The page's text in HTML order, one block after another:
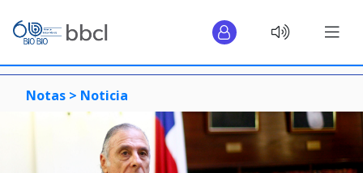
Notas > Noticia